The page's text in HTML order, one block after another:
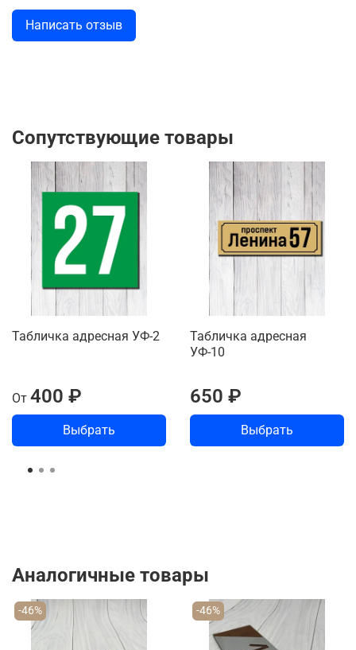
Написать отзыв
Сопутствующие товары
Табличка адресная УФ-2
От 400 ₽
Выбрать
Табличка адресная
УФ-10
650 ₽
Выбрать
Аналогичные товары
-46% -46%